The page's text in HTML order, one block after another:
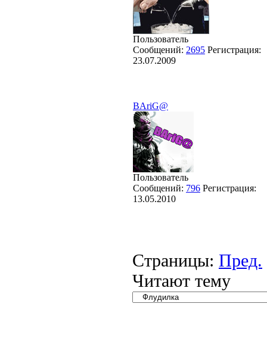
Пользователь
Сообщений: 2695 Регистрация:
23.07.2009
BAriG@
Пользователь
Сообщений: 796 Регистрация:
13.05.2010
Страницы: Пред.
Читают тему